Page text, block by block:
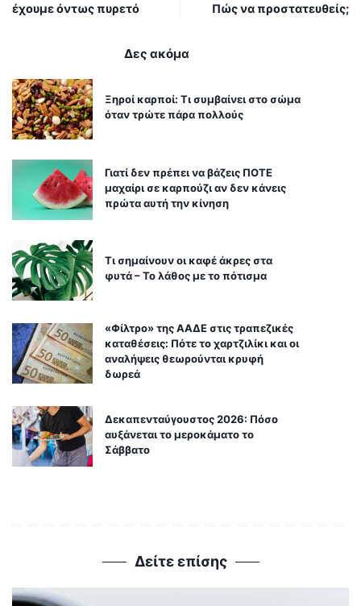
έχουμε όντως πυρετό
Πώς να προστατευθείς;
Δες ακόμα
Ξηροί καρποί: Τι συμβαίνει στο σώμα
όταν τρώτε πάρα πολλούς
Γιατί δεν πρέπει να βάζεις ΠΟΤΕ
μαχαίρι σε καρπούζι αν δεν κάνεις
πρώτα αυτή την κίνηση
Τι σημαίνουν οι καφέ άκρες στα
φυτά – Το λάθος με το πότισμα
«Φίλτρο» της ΑΑΔΕ στις τραπεζικές
καταθέσεις: Πότε το χαρτζιλίκι και οι
αναλήψεις θεωρούνται κρυφή
δωρεά
Δεκαπενταύγουστος 2026: Πόσο
αυξάνεται το μεροκάματο το
Σάββατο
Δείτε επίσης